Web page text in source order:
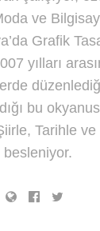
ve
Grafik
yılları
bu
Tarihle ve
besleniyor.